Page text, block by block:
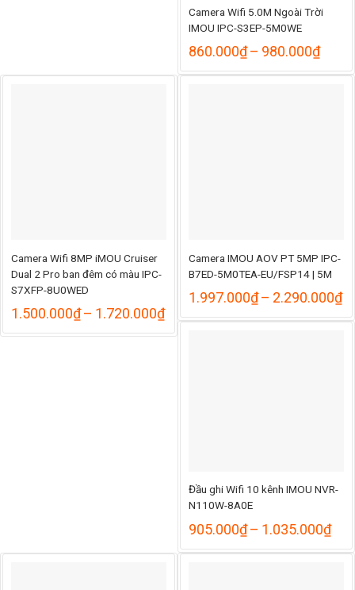
Camera Wifi 5.0M Ngoài Trời
IMOU IPC-S3EP-5M0WE
860.000₫– 980.000₫
từ
Camera Wifi 8MP iMOU Cruiser
Dual 2 Pro ban đêm có màu IPC-
S7XFP-8U0WED
1.500.000₫– 1.720.000₫Khoảng
giá:
từ
Camera IMOU AOV PT 5MP IPC-
B7ED-5M0TEA-EU/FSP14 | 5M
1.997.000₫– 2.290.000₫
từ
Đầu ghi Wifi 10 kênh IMOU NVR-
N110W-8A0E
905.000₫– 1.035.000₫
giá:
từ